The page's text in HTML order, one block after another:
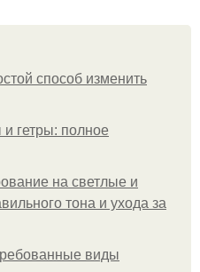
способ изменить
гетры: полное
на светлые и
тона и ухода за
виды